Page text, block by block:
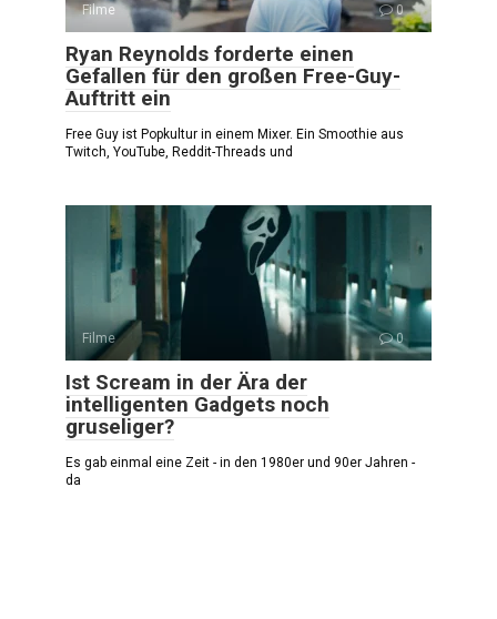
Filme 0
Ryan Reynolds forderte einen
Gefallen für den großen Free-Guy-
Auftritt ein
Free Guy ist Popkultur in einem Mixer. Ein Smoothie aus
Twitch, YouTube, Reddit-Threads und
Filme 0
Ist Scream in der Ära der
intelligenten Gadgets noch
gruseliger?
Es gab einmal eine Zeit - in den 1980er und 90er Jahren -
da